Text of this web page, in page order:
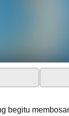
begitu